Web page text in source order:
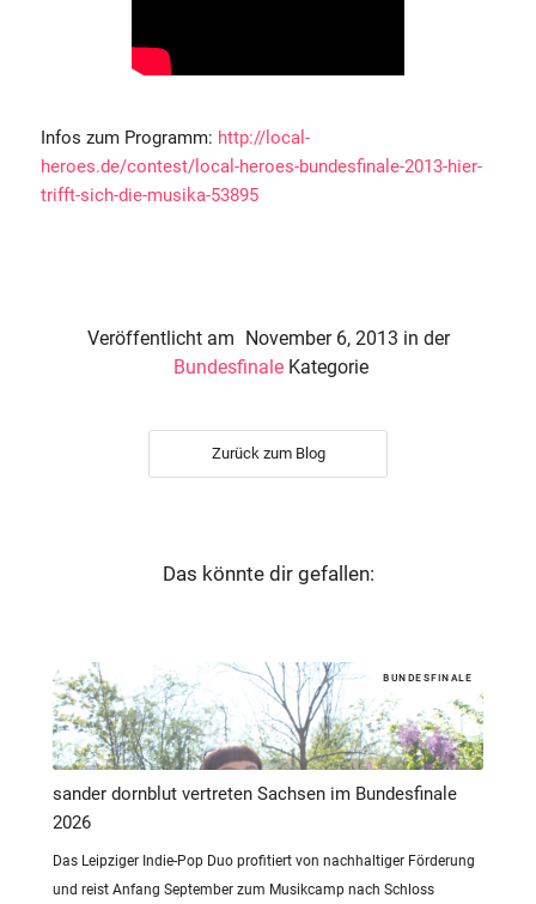
Infos zum Programm: http://local-
heroes.de/contest/local-heroes-bundesfinale-2013-hier-
trifft-sich-die-musika-53895
Veröffentlicht am November 6, 2013 in der
Bundesfinale Kategorie
Zurück zum Blog
Das könnte dir gefallen:
BUNDESFINALE
sander dornblut vertreten Sachsen im Bundesfinale
2026
Das Leipziger Indie-Pop Duo profitiert von nachhaltiger Förderung
und reist Anfang September zum Musikcamp nach Schloss